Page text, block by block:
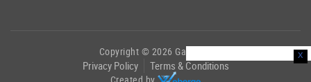
Copyright © 2026 Garshom
Privacy Policy Terms & Conditions
x